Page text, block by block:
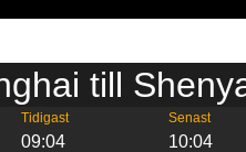
till
Tidigast
09:04
Senast
10:04